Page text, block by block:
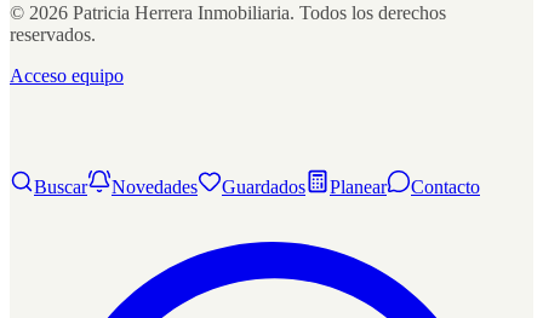
© 2026 Patricia Herrera Inmobiliaria. Todos los derechos
reservados.
Acceso equipo
Buscar Novedades Guardados Planear Contacto